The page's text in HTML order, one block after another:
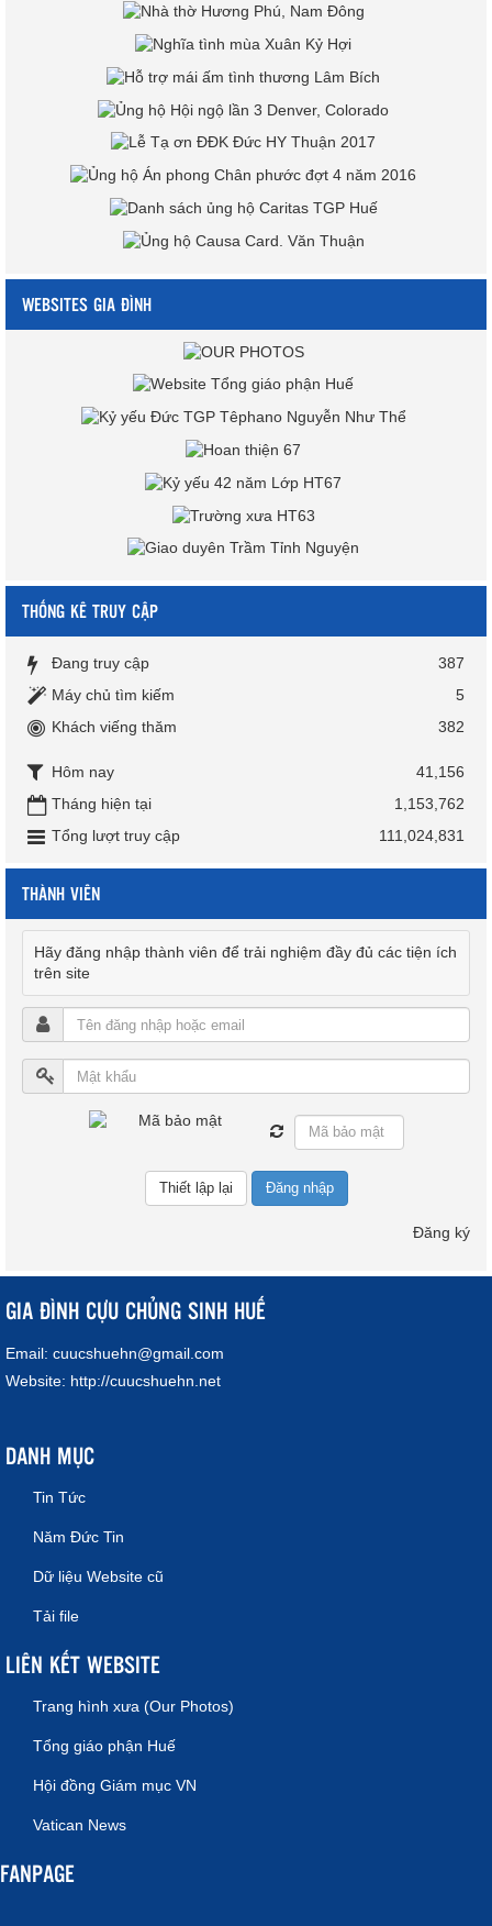
WEBSITES GIA ĐÌNH
THỐNG KÊ TRUY CẬP
Đang truy cập
387
Máy chủ tìm kiếm
5
Khách viếng thăm
382
Hôm nay
41,156
Tháng hiện tại
1,153,762
Tổng lượt truy cập
111,024,831
THÀNH VIÊN
Hãy đăng nhập thành viên để trải nghiệm đầy đủ các tiện ích
trên site
Đăng nhập
Đăng ký
GIA ĐÌNH CỰU CHỦNG SINH HUẾ
Email: cuucshuehn@gmail.com
Website: http://cuucshuehn.net
DANH MỤC
Tin Tức
Năm Đức Tin
Dữ liệu Website cũ
Tải file
LIÊN KẾT WEBSITE
Trang hình xưa (Our Photos)
Tổng giáo phận Huế
Hội đồng Giám mục VN
Vatican News
FANPAGE